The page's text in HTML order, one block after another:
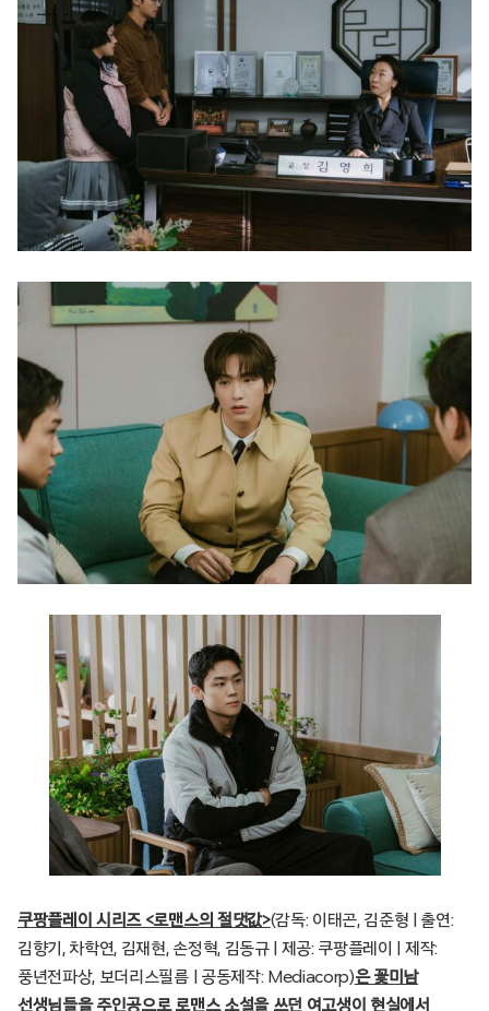
쿠팡플레이 시리즈 <로맨스의 절댓값>(감독: 이태곤, 김준형 | 출연:
김향기, 차학연, 김재현, 손정혁, 김동규 | 제공: 쿠팡플레이 | 제작:
풍년전파상, 보더리스필름 | 공동제작: Mediacorp)은 꽃미남
선생님들을 주인공으로 로맨스 소설을 쓰던 여고생이 현실에서